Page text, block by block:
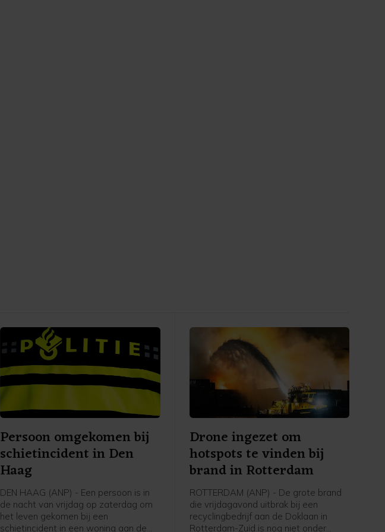
Persoon omgekomen bij
schietincident in Den
Haag
DEN HAAG (ANP) - Een persoon is in
de nacht van vrijdag op zaterdag om
het leven gekomen bij een
schietincident in een woning aan de
Drone ingezet om
hotspots te vinden bij
brand in Rotterdam
ROTTERDAM (ANP) - De grote brand
die vrijdagavond uitbrak bij een
recyclingbedrijf aan de Doklaan in
Rotterdam-Zuid is nog niet onder